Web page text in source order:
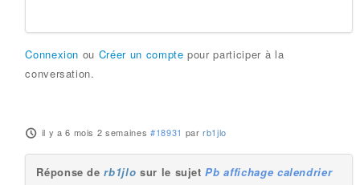
Connexion ou Créer un compte pour participer à la
conversation.
il y a 6 mois 2 semaines #18931 parrb1jlo
Réponse derb1jlo sur le sujetPb affichage calendrier